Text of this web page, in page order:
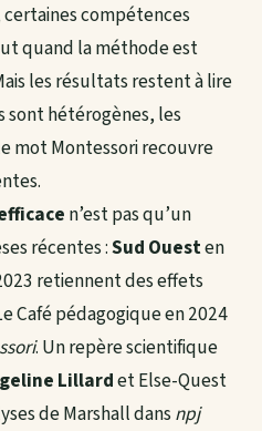
compétences
quand la méthode est
les résultats restent à lire
sont hétérogènes, les
mot Montessori recouvre
n’est pas qu’un
récentes :Sud Ouesten
retiennent des effets
Café pédagogique en 2024
. Un repère scientifique
Lillardet Else-Quest
de Marshall dansnpj